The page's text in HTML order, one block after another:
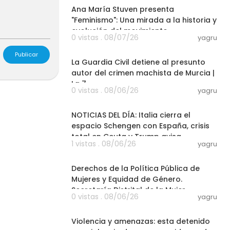
Ana María Stuven presenta
"Feminismo": Una mirada a la historia y
evolución del movimiento
0 vistas . 08/07/26 yagru
La Guardia Civil detiene al presunto
autor del crimen machista de Murcia |
La 7
0 vistas . 08/06/26 yagru
NOTICIAS DEL DÍA: Italia cierra el
espacio Schengen con España, crisis
total en Ceuta y Trump avisa
1 vistas . 08/06/26 yagru
Derechos de la Política Pública de
Mujeres y Equidad de Género.
Secretaría Distrital de la Mujer
0 vistas . 08/06/26 yagru
Violencia y amenazas: esta detenido
Publicar